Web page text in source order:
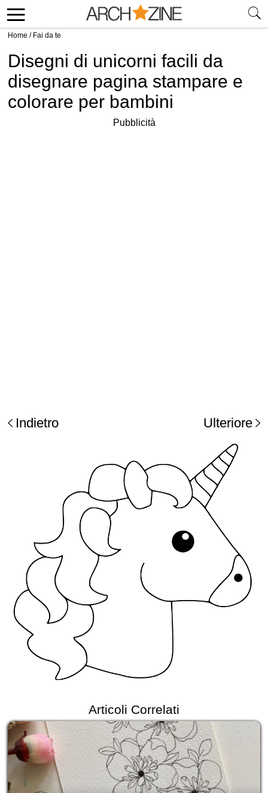
Home / Fai da te
Disegni di unicorni facili da
disegnare pagina stampare e
colorare per bambini
Pubblicità
Indietro Ulteriore
Articoli Correlati